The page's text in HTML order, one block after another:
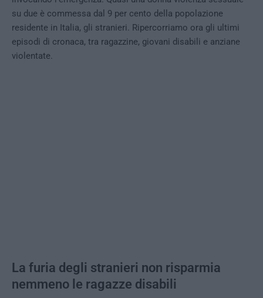
su due è commessa dal 9 per cento della popolazione
residente in Italia, gli stranieri. Ripercorriamo ora gli ultimi
episodi di cronaca, tra ragazzine, giovani disabili e anziane
violentate.
La furia degli stranieri non risparmia
nemmeno le ragazze disabili